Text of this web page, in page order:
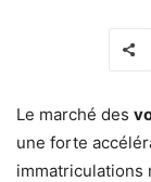
Le marché des
une forte
immatriculations